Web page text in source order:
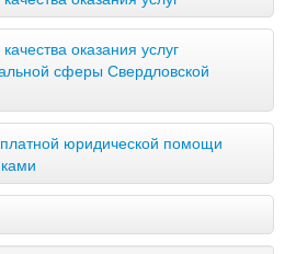
оказания услуг
сферы Свердловской
юридической помощи